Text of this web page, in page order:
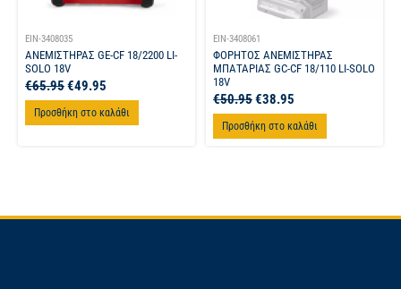
EIN-3408035
ΑΝΕΜΙΣΤΗΡΑΣ GE-CF 18/2200 LI-
SOLO 18V
€65.95€49.95
Προσθήκη στο καλάθι
EIN-3408061
ΦΟΡΗΤΟΣ ΑΝΕΜΙΣΤΗΡΑΣ
ΜΠΑΤΑΡΙΑΣ GC-CF 18/110 LI-SOLO
18V
€50.95€38.95
Προσθήκη στο καλάθι